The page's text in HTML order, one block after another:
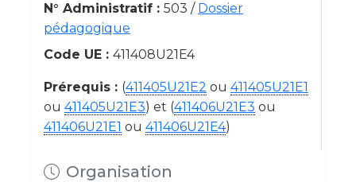
N° Administratif : 503 / Dossier
pédagogique
Code UE : 411408U21E4
Prérequis : (411405U21E2 ou 411405U21E1
ou 411405U21E3) et (411406U21E3 ou
411406U21E1 ou 411406U21E4)
Organisation